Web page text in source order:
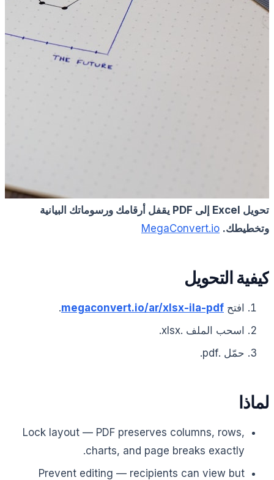
تحويل Excel إلى PDF يقفل أرقامك ورسوماتك البيانية
وتخطيطك. MegaConvert.io
كيفية التحويل
افتح megaconvert.io/ar/xlsx-ila-pdf
.
اسحب الملف .xlsx.
حمّل .pdf.
لماذا
Lock layout — PDF preserves columns, rows,
charts, and page breaks exactly.
Prevent editing — recipients can view but